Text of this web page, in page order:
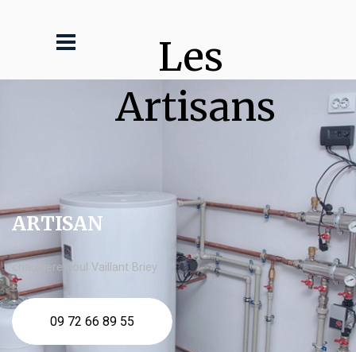
Les
Artisans
ARTISAN
chaudière fioul Vaillant Briey
09 72 66 89 55